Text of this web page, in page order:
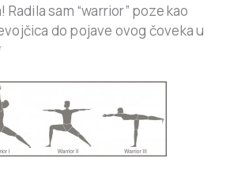
Radila sam “warrior” poze kao
do pojave ovog čoveka u